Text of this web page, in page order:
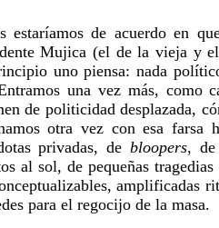
estaríamos de acuerdo en
Mujica (el de la vieja y
uno piensa: nada
una vez más, como
de politicidad desplazada,
otra vez con esa farsa
privadas, de bloopers, de
al sol, de pequeñas
amplificadas
para el regocijo de la masa.